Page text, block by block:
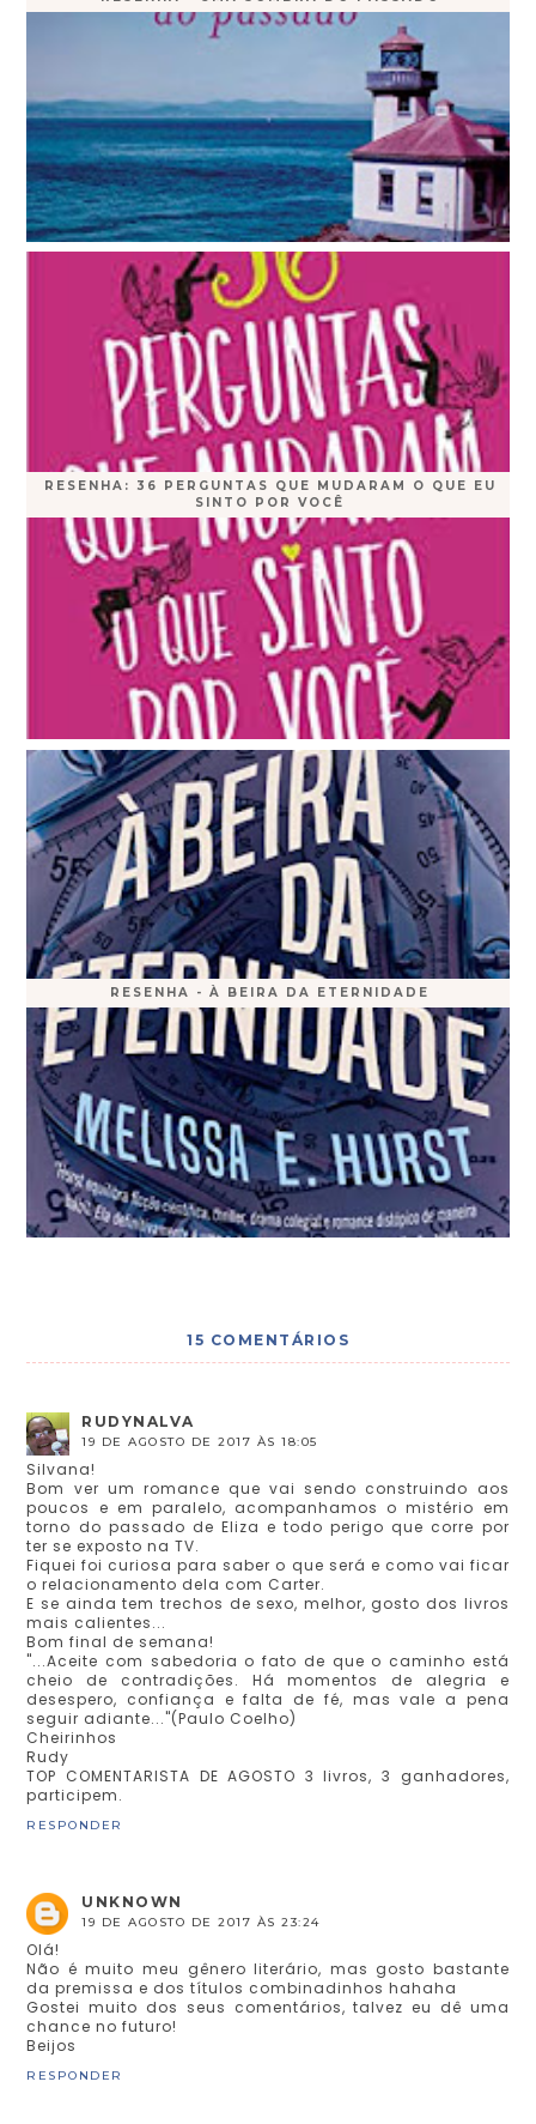
RESENHA: 36 PERGUNTAS QUE MUDARAM O QUE EU
SINTO POR VOCÊ
RESENHA - À BEIRA DA ETERNIDADE
15 COMENTÁRIOS
RUDYNALVA
19 DE AGOSTO DE 2017 ÀS 18:05
Silvana!
Bom ver um romance que vai sendo construindo aos
poucos e em paralelo, acompanhamos o mistério em
torno do passado de Eliza e todo perigo que corre por
ter se exposto na TV.
Fiquei foi curiosa para saber o que será e como vai ficar
o relacionamento dela com Carter.
E se ainda tem trechos de sexo, melhor, gosto dos livros
mais calientes...
Bom final de semana!
"...Aceite com sabedoria o fato de que o caminho está
cheio de contradições. Há momentos de alegria e
desespero, confiança e falta de fé, mas vale a pena
seguir adiante..."(Paulo Coelho)
Cheirinhos
Rudy
TOP COMENTARISTA DE AGOSTO 3 livros, 3 ganhadores,
participem.
RESPONDER
UNKNOWN
19 DE AGOSTO DE 2017 ÀS 23:24
Olá!
Não é muito meu gênero literário, mas gosto bastante
da premissa e dos títulos combinadinhos hahaha
Gostei muito dos seus comentários, talvez eu dê uma
chance no futuro!
Beijos
RESPONDER